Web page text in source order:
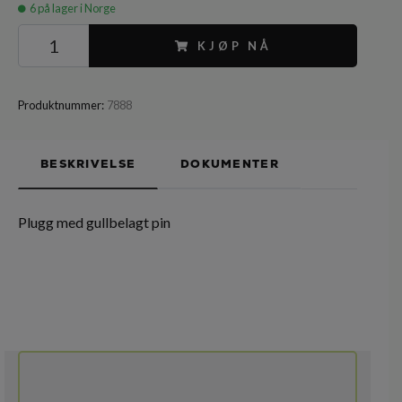
6på lager i Norge
KJØP NÅ
Produktnummer: 7888
BESKRIVELSE DOKUMENTER
Plugg med gullbelagt pin